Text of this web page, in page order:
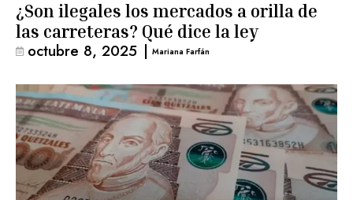
¿Son ilegales los mercados a orilla de
las carreteras? Qué dice la ley
octubre 8, 2025 | Mariana Farfán